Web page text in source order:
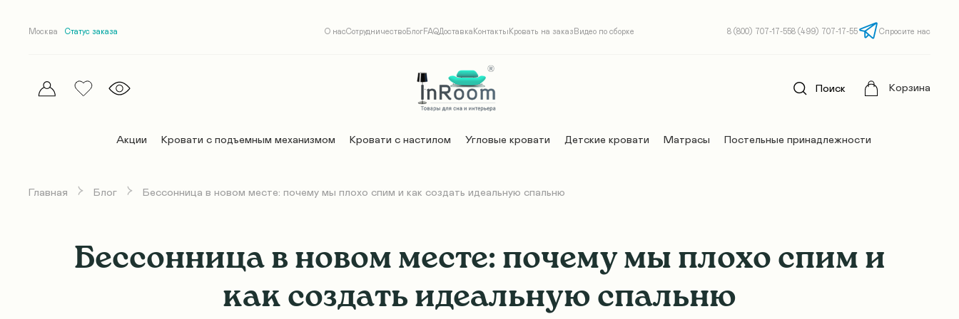
Москва Статус заказа О насСотрудничествоБлогFAQДоставка Контакты Кровать на заказ Видео по сборке 8 (800) 707-17-558 (499) 707-17-55 Спросите нас
Поиск Корзина
Акции Кровати с подъемным механизмом
Абстракт
Кровати с настилом
Абстракт
Угловые кровати Детские кровати Матрасы
Беспружинные матрасы
Постельные принадлежности
Одеяла
Главная Блог Бессонница в новом месте: почему мы плохо спим и как создать идеальную спальню
Бессонница в новом месте: почему мы плохо спим и
как создать идеальную спальню